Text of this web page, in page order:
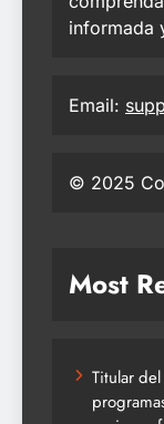
informada
Email:
© 2025
Most
Titular